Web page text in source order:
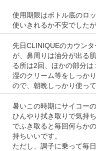
使用期限はボトル底のロ
使いきれるか不安でした
先日CLINIQUEのカウン
が、鼻周りは油分が出る
る所は2回、ほかの部分
湿のクリーム等をしっか
ので、朝晩しっかり使っ
暑いこの時期にサイコー
ひんやり拭き取りで気持
でふき取ると毎回何らか
持ちいいです。
ただし、調子に乗って毎